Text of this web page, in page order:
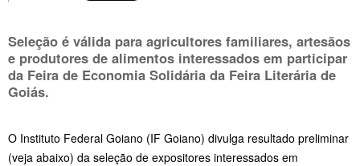
Seleção é válida para agricultores familiares, artesãos
e produtores de alimentos interessados em participar
da Feira de Economia Solidária da Feira Literária de
Goiás.
O Instituto Federal Goiano (IF Goiano) divulga resultado preliminar
(veja abaixo) da seleção de expositores interessados em